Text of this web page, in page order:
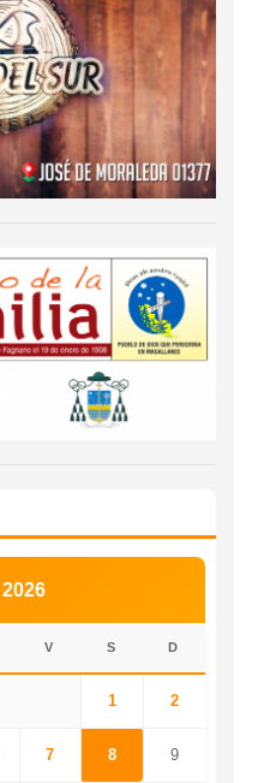
V S D
1 2
7 8 9